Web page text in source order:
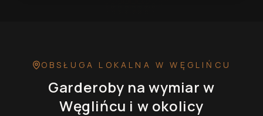
OBSŁUGA LOKALNAW WĘGLIŃCU
Garderoby na wymiar w
Węglińcu i w okolicy